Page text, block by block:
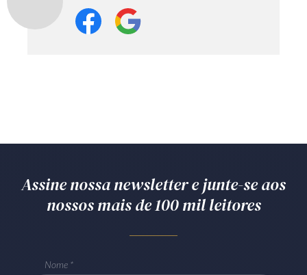
Assine nossa newsletter e junte-se aos
nossos mais de 100 mil leitores
Nome